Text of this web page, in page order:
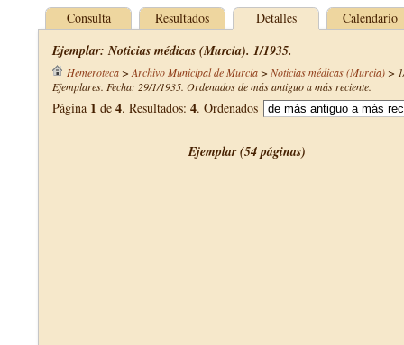
Consulta Resultados Detalles Calendario
Ejemplar: Noticias médicas (Murcia). 1/1935.
Hemeroteca> Archivo Municipal de Murcia> Noticias médicas (Murcia)>
Ejemplares. Fecha: 29/1/1935. Ordenados de más antiguo a más reciente.
Página 1 de 4. Resultados: 4. Ordenados
Ejemplar (54 páginas)